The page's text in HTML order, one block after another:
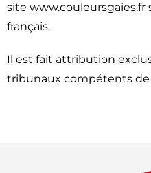
site www.couleursgaies.fr
français.
Il est fait attribution
tribunaux compétents de